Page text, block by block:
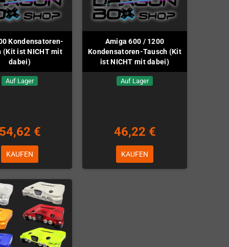
Kondensatoren-
(Kit ist NICHT mit
dabei)
Auf Lager
54,62 €
KAUFEN
Amiga 600 / 1200
Kondensatoren-Tausch (Kit
ist NICHT mit dabei)
Auf Lager
46,22 €
KAUFEN